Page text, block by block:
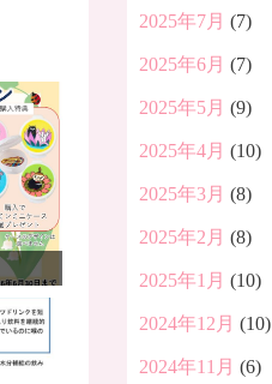
2025年7月 (7)
2025年6月 (7)
2025年5月 (9)
2025年4月 (10)
2025年3月 (8)
2025年2月 (8)
2025年1月 (10)
2024年12月 (10)
2024年11月 (6)